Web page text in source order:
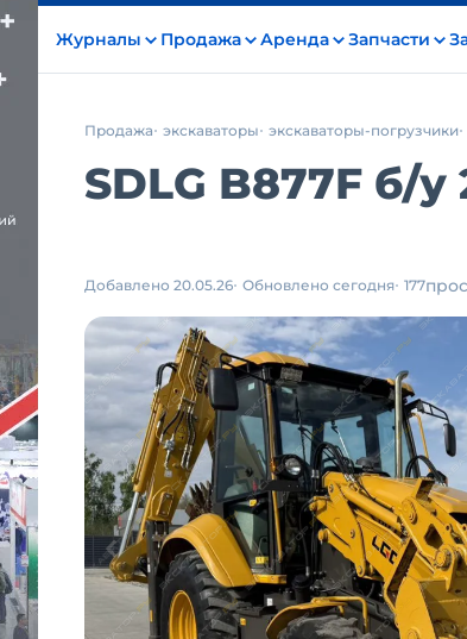
Журналы Продажа Аренда Запчасти
Продажа экскаваторы экскаваторы-погрузчики
SDLG B877F б/у
Добавлено 20.05.26 Обновлено сегодня 177